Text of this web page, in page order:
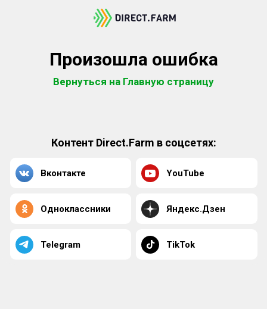
Произошла ошибка
Вернуться на Главную страницу
Контент Direct.Farm в соцсетях:
Вконтакте YouTube
Одноклассники Яндекс.Дзен
Telegram TikTok